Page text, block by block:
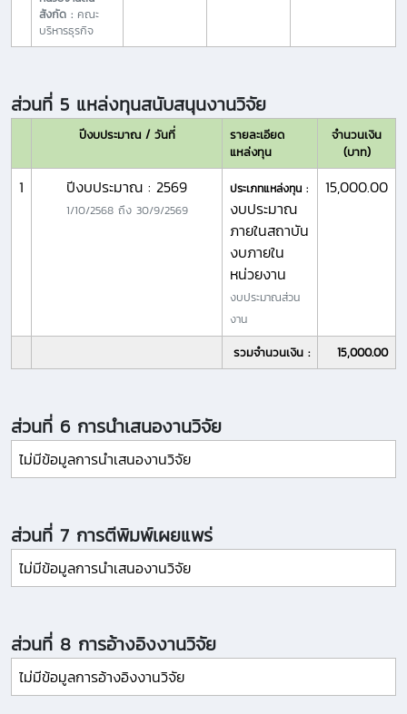
สังกัด : คณะ
บริหารธุรกิจ
ส่วนที่ 5 แหล่งทุนสนับสนุนงานวิจัย
ปีงบประมาณ / วันที่
รายละเอียด
แหล่งทุน
จำนวนเงิน
(บาท)
1 ปีงบประมาณ : 2569
1/10/2568ถึง 30/9/2569
ประเภทแหล่งทุน :
งบประมาณ
ภายในสถาบัน
งบภายใน
หน่วยงาน
งบประมาณส่วน
งาน
15,000.00
รวมจำนวนเงิน : 15,000.00
ส่วนที่ 6 การนำเสนองานวิจัย
ไม่มีข้อมูลการนำเสนองานวิจัย
ส่วนที่ 7 การตีพิมพ์เผยแพร่
ไม่มีข้อมูลการนำเสนองานวิจัย
ส่วนที่ 8 การอ้างอิงงานวิจัย
ไม่มีข้อมูลการอ้างอิงงานวิจัย